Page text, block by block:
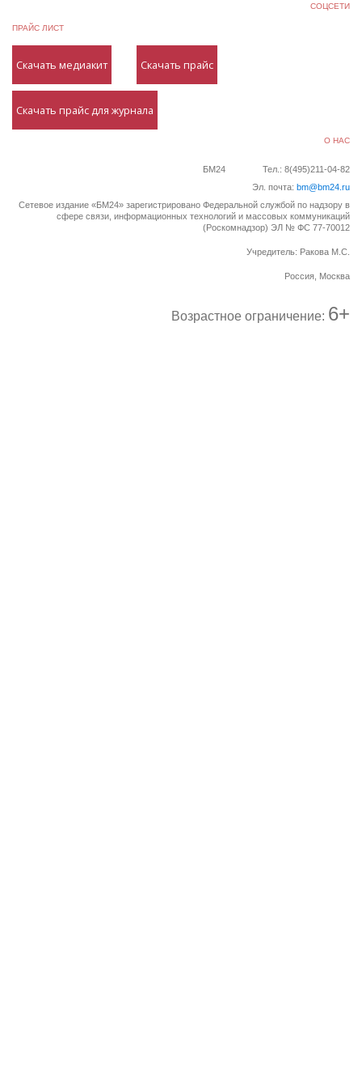
СОЦСЕТИ
ПРАЙС ЛИСТ
Скачать медиакит Скачать прайс
Скачать прайс для журнала
О НАС
БМ24
Тел.: 8(495)211-04-82
Эл. почта: bm@bm24.ru
Сетевое издание «БМ24» зарегистрировано Федеральной службой по надзору в
сфере связи, информационных технологий и массовых коммуникаций
(Роскомнадзор) ЭЛ № ФС 77-70012
Учредитель: Ракова М.С.
Россия, Москва
Возрастное ограничение: 6+